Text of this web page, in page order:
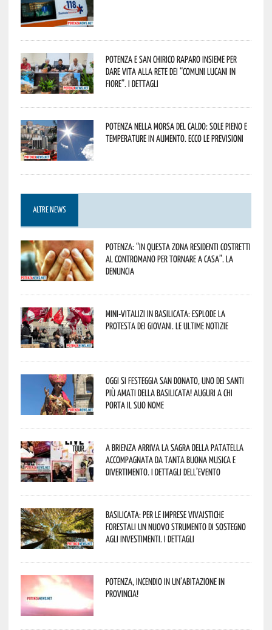
Potenza e San Chirico Raparo insieme per
dare vita alla rete dei “Comuni Lucani in
Fiore”. I dettagli
Potenza nella morsa del caldo: sole pieno e
temperature in aumento. Ecco le previsioni
ALTRE NEWS
Potenza: “In questa zona residenti costretti
al contromano per tornare a casa”. La
denuncia
Mini-vitalizi in Basilicata: esplode la
protesta dei giovani. Le ultime notizie
Oggi si festeggia San Donato, uno dei Santi
più amati della Basilicata! Auguri a chi
porta il suo nome
A Brienza arriva la Sagra della Patatella
accompagnata da tanta buona musica e
divertimento. I dettagli dell’evento
Basilicata: per le imprese vivaistiche
forestali un nuovo strumento di sostegno
agli investimenti. I dettagli
Potenza, incendio in un’abitazione in
provincia!